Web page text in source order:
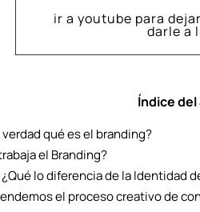
ir a youtube para
darle a
Índice
qué es el branding?
el Branding?
lo diferencia de la Identidad
el proceso creativo de